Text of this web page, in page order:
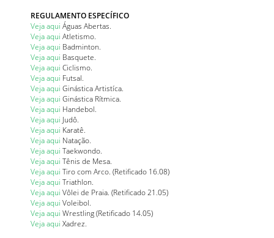
REGULAMENTO ESPECÍFICO
Veja aqui Águas Abertas.
Veja aqui Atletismo.
Veja aqui Badminton.
Veja aqui Basquete.
Veja aqui Ciclismo.
Veja aqui Futsal.
Veja aqui Ginástica Artistíca.
Veja aqui Ginástica Rítmica.
Veja aqui Handebol.
Veja aqui Judô.
Veja aqui Karatê.
Veja aqui Natação.
Veja aqui Taekwondo.
Veja aqui Tênis de Mesa.
Veja aqui Tiro com Arco. (Retificado 16.08)
Veja aqui Triathlon.
Veja aqui Vôlei de Praia. (Retificado 21.05)
Veja aqui Voleibol.
Veja aqui Wrestling (Retificado 14.05)
Veja aqui Xadrez.